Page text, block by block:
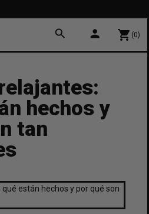
search person shopping_cart (0)
hechos y
tan